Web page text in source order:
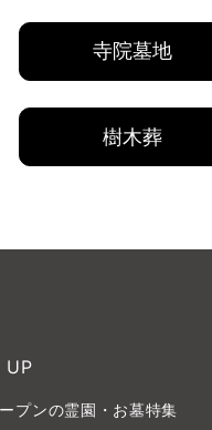
寺院墓地
樹木葬
UP
プンの霊園・お墓特集